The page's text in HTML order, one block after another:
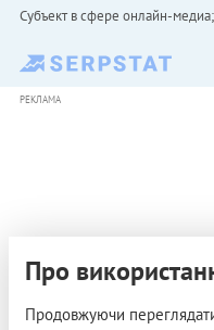
Субъект в сфере онлайн-
РЕКЛАМА
Про
Продовжуючи